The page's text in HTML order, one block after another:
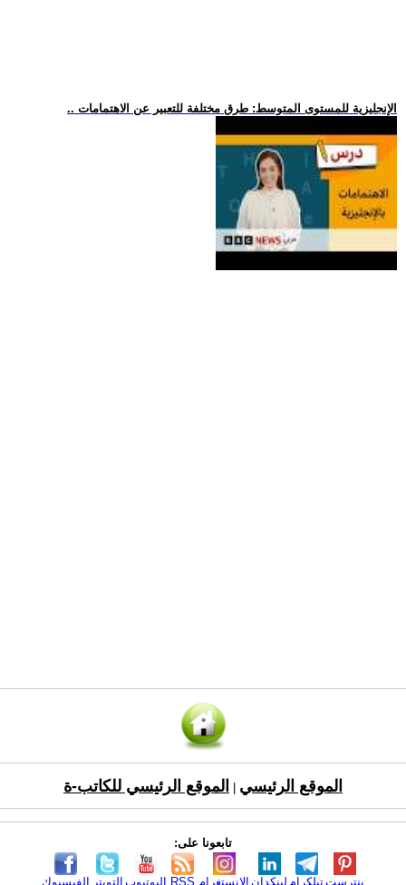
.. الإنجليزية للمستوى المتوسط: طرق مختلفة للتعبير عن الاهتمامات
الموقع الرئيسي الموقع الرئيسي للكاتب-ة
تابعونا على:
الفيسبوك التويتر اليوتيوب RSS الانستغرام لينكدإن تيلكرامبنترست